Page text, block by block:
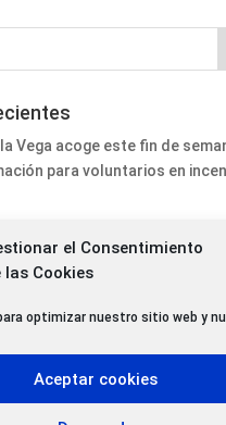
el Consentimiento
las Cookies
optimizar nuestro sitio web y
Aceptar cookies
Vega acoge este fin de
para voluntarios en
sitúa la visita de Sorolla
impulsa tres proyectos de